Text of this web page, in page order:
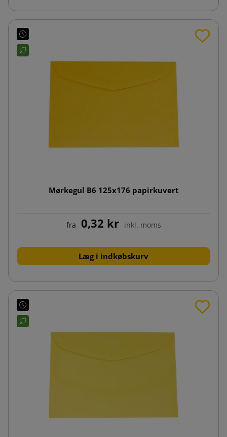
Mørkegul B6 125x176 papirkuvert
fra 0,32 kr inkl. moms
Læg i indkøbskurv